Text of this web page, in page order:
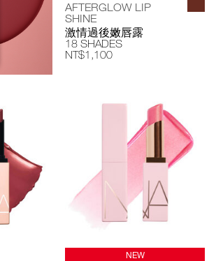
AFTERGLOW LIP
SHINE
激情過後嫩唇露
18 SHADES
NT$1,100
NEW